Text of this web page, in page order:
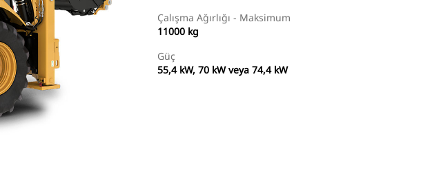
Çalışma Ağırlığı - Maksimum
11000 kg
Güç
55,4 kW, 70 kW veya 74,4 kW